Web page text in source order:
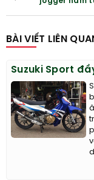
BÀI VIẾT LIÊN
Suzuki Sport